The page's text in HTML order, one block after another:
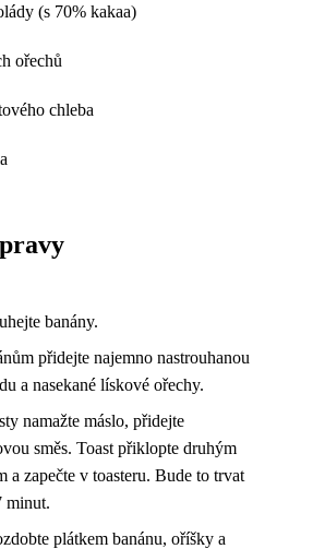
(s 70% kakaa)
ořechů
chleba
banány.
přidejte najemno nastrouhanou
a nasekané lískové ořechy.
namažte máslo, přidejte
směs. Toast přiklopte druhým
a zapečte v toasteru. Bude to trvat
minut.
plátkem banánu, oříšky a